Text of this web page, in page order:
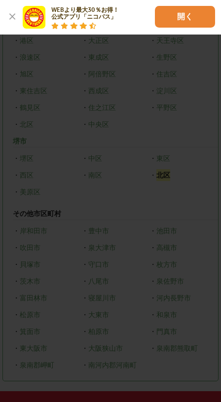
WEBより最大30％お得！
公式アプリ「ニコパス」
開く
大阪市
都島区 ・ 福島区 ・
・ 港区 ・ 大正区 ・ 天王寺区
・ 浪速区 ・ 東成区 ・ 生野区
・ 旭区 ・ 阿倍野区 ・ 住吉区
・ 東住吉区 ・ 西成区 ・ 淀川区
・ 鶴見区 ・ 住之江区 ・平野区
・ 北区 ・ 中央区
堺市
・ 堺区 ・ 中区 ・ 東区
・ 西区 ・ 南区 ・北区
・ 美原区
その他市区町村
・ 岸和田市 ・ 豊中市 ・ 池田市
・ 吹田市 ・ 泉大津市 ・ 高槻市
・ 貝塚市 ・ 守口市 ・枚方市
・ 茨木市 ・ 八尾市 ・ 泉佐野市
・ 富田林市 ・ 寝屋川市 ・ 河内長野市
・ 松原市 ・ 大東市 ・ 和泉市
・ 箕面市 ・ 柏原市 ・ 門真市
・ 東大阪市 ・ 大阪狭山市 ・ 泉南郡熊取町
・ 泉南郡岬町 ・ 南河内郡河南町